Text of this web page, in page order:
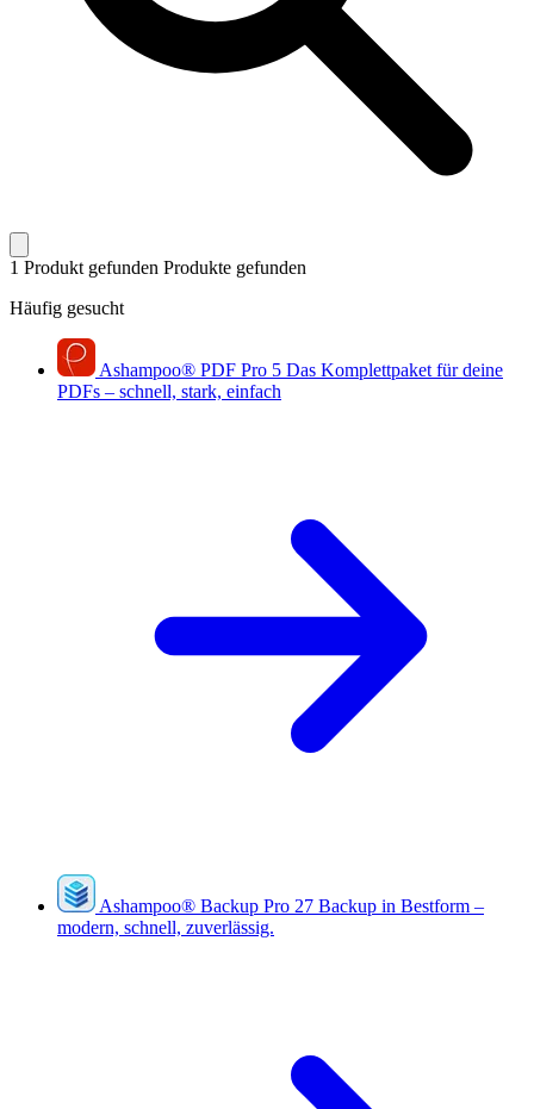
1 Produkt gefunden Produkte gefunden
Häufig gesucht
Ashampoo® PDF Pro 5 Das Komplettpaket für deine
PDFs – schnell, stark, einfach
Ashampoo® Backup Pro 27 Backup in Bestform –
modern, schnell, zuverlässig.